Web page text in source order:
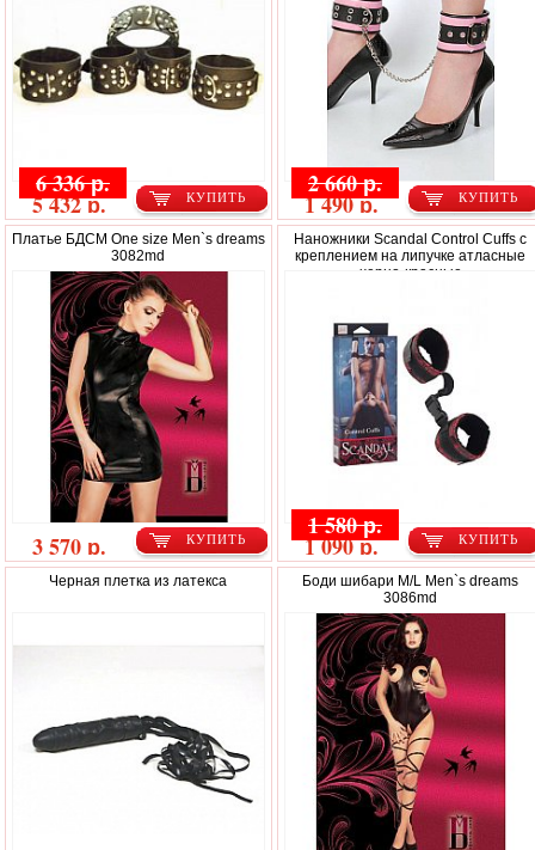
КУПИТЬ
6 336 р.
5 432 р. КУПИТЬ
2 660 р.
1 490 р.
Платье БДСМ One size Men`s dreams
3082md
КУПИТЬ
3 570 р.
Наножники Scandal Control Cuffs с
креплением на липучке атласные
черно-красные
КУПИТЬ
1 580 р.
1 090 р.
Черная плетка из латекса
Боди шибари M/L Men`s dreams
3086md